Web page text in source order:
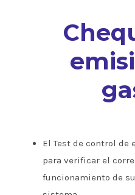
El Test de control
para verificar el
funcionamiento de